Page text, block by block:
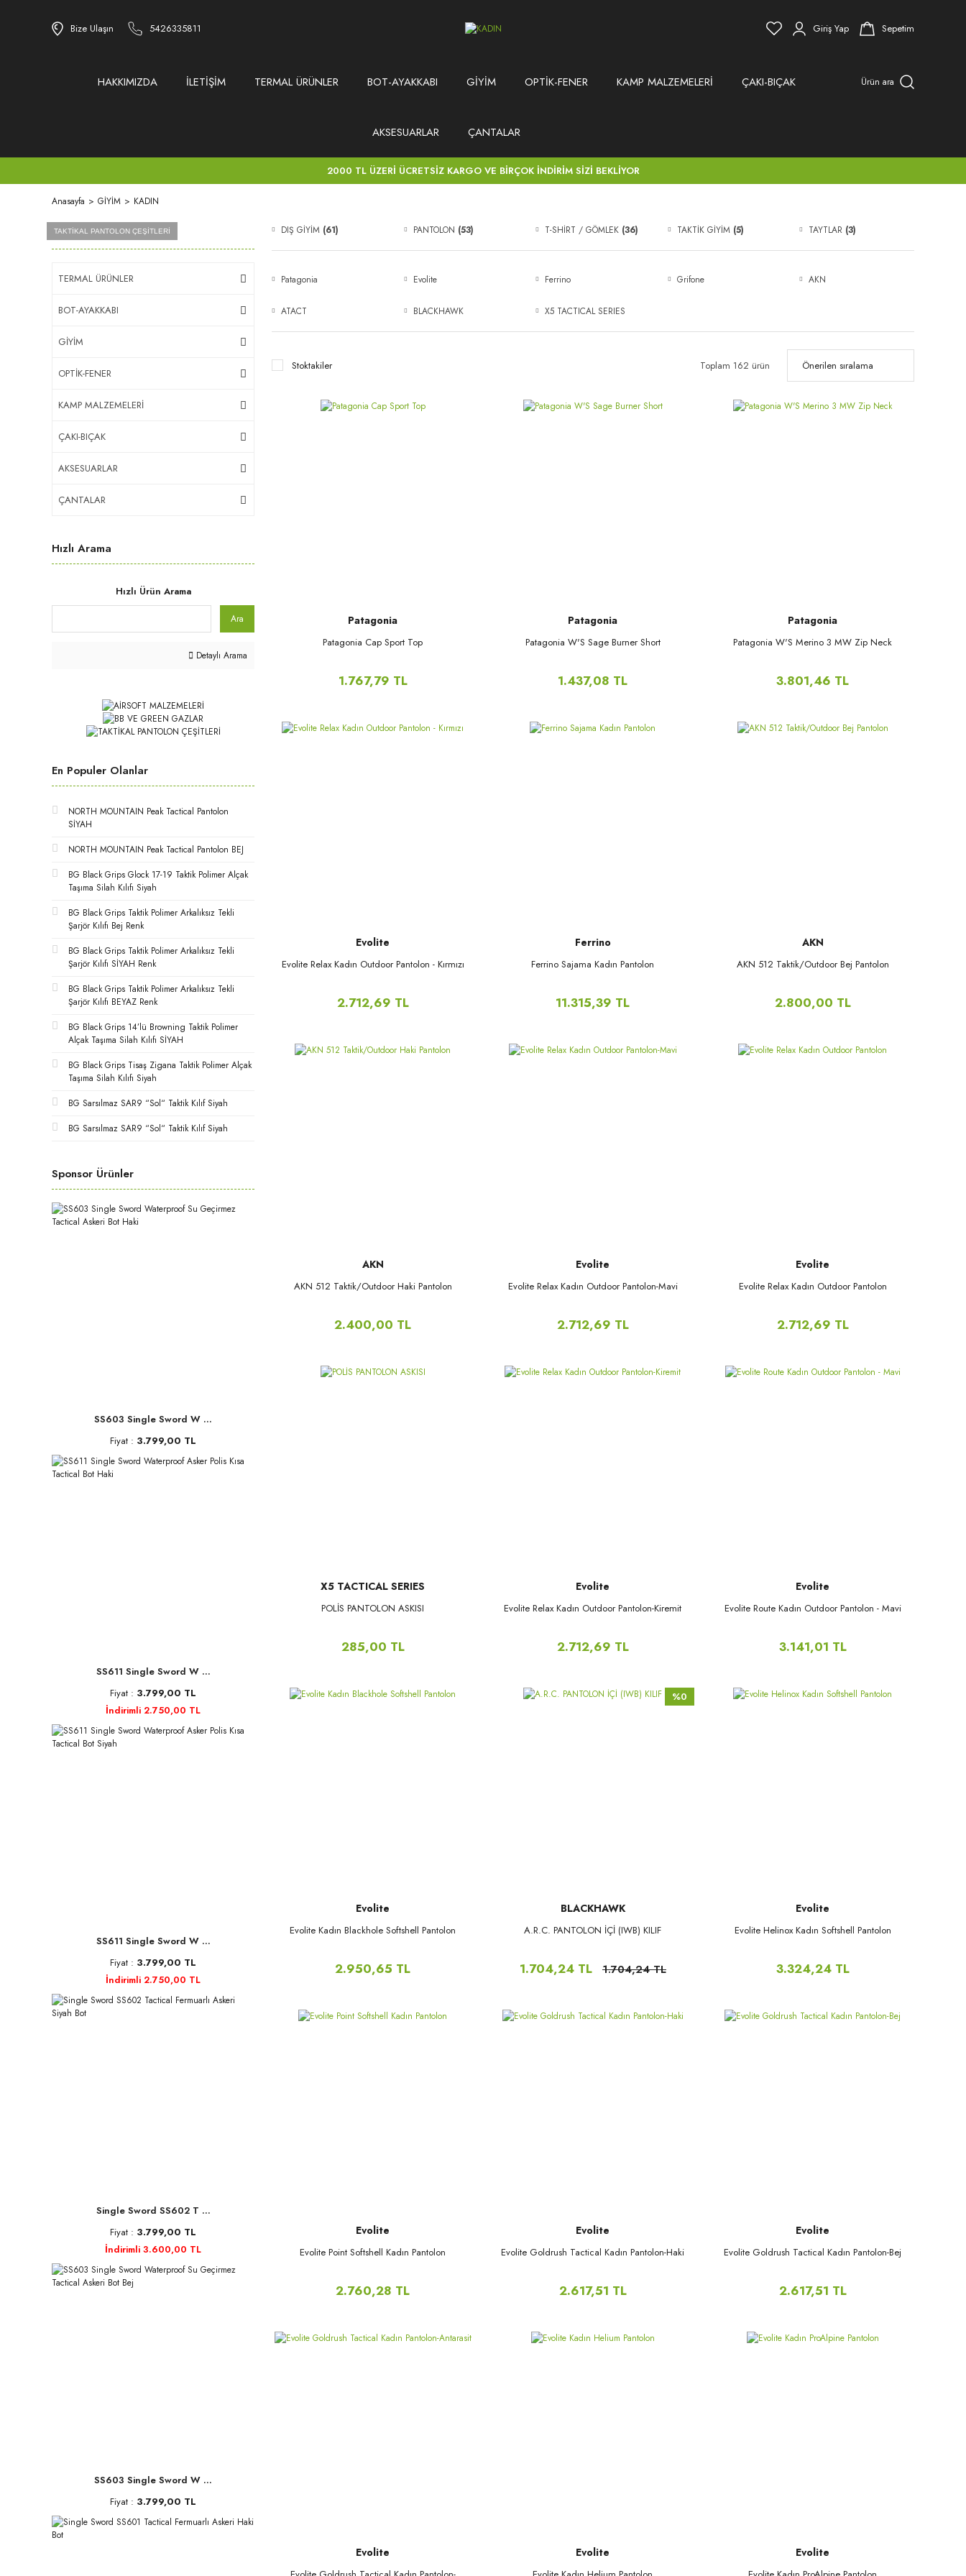
Bize Ulaşın 5426335811 Giriş Yap Sepetim
HAKKIMIZDA İLETİŞİM TERMAL ÜRÜNLER BOT-AYAKKABI GİYİM OPTİK-FENER KAMP MALZEMELERİ ÇAKI-BIÇAK
AKSESUARLAR ÇANTALAR
Ürün ara
2000 TL ÜZERİ ÜCRETSİZ KARGO VE BİRÇOK İNDİRİM SİZİ BEKLİYOR
Anasayfa GİYİM KADIN
Ürün Grupları
TERMAL ÜRÜNLER
BOT-AYAKKABI
GİYİM
OPTİK-FENER
KAMP MALZEMELERİ
ÇAKI-BIÇAK
AKSESUARLAR
ÇANTALAR
Hızlı Arama
Hızlı Ürün Arama
Ara
Detaylı Arama
AİRSOFT MALZEMELERİ
BB VE GREEN GAZLAR
TAKTİKAL PANTOLON ÇEŞİTLERİ
En Populer Olanlar
NORTH MOUNTAIN Peak Tactical Pantolon
SİYAH
NORTH MOUNTAIN Peak Tactical Pantolon BEJ
BG Black Grips Glock 17-19 Taktik Polimer Alçak
Taşıma Silah Kılıfı Siyah
BG Black Grips Taktik Polimer Arkalıksız Tekli
Şarjör Kılıfı Bej Renk
BG Black Grips Taktik Polimer Arkalıksız Tekli
Şarjör Kılıfı SİYAH Renk
BG Black Grips Taktik Polimer Arkalıksız Tekli
Şarjör Kılıfı BEYAZ Renk
BG Black Grips 14’lü Browning Taktik Polimer
Alçak Taşıma Silah Kılıfı SİYAH
BG Black Grips Tisaş Zigana Taktik Polimer Alçak
Taşıma Silah Kılıfı Siyah
BG Sarsılmaz SAR9 “Sol“ Taktik Kılıf Siyah
BG Sarsılmaz SAR9 “Sol“ Taktik Kılıf Siyah
Sponsor Ürünler
SS603 Single Sword W ...
Fiyat : 3.799,00 TL
SS611 Single Sword W ...
Fiyat : 3.799,00 TL
İndirimli 2.750,00 TL
SS611 Single Sword W ...
Fiyat : 3.799,00 TL
İndirimli 2.750,00 TL
Single Sword SS602 T ...
Fiyat : 3.799,00 TL
İndirimli 3.600,00 TL
SS603 Single Sword W ...
Fiyat : 3.799,00 TL
DIŞ GİYİM (61) PANTOLON (53) T-SHİRT / GÖMLEK (36) TAKTİK GİYİM (5) TAYTLAR (3)
Patagonia Evolite Ferrino Grifone AKN
ATACT BLACKHAWK X5 TACTICAL SERIES
Stoktakiler Toplam 162 ürün
Patagonia
Patagonia Cap Sport Top
1.767,79 TL
Patagonia
Patagonia W'S Sage Burner Short
1.437,08 TL
Patagonia
Patagonia W'S Merino 3 MW Zip Neck
3.801,46 TL
Evolite
Evolite Relax Kadın Outdoor Pantolon - Kırmızı
2.712,69 TL
Ferrino
Ferrino Sajama Kadın Pantolon
11.315,39 TL
AKN
AKN 512 Taktik/Outdoor Bej Pantolon
2.800,00 TL
AKN
AKN 512 Taktik/Outdoor Haki Pantolon
2.400,00 TL
Evolite
Evolite Relax Kadın Outdoor Pantolon-Mavi
2.712,69 TL
Evolite
Evolite Relax Kadın Outdoor Pantolon
2.712,69 TL
X5 TACTICAL SERIES
POLİS PANTOLON ASKISI
285,00 TL
Evolite
Evolite Relax Kadın Outdoor Pantolon-Kiremit
2.712,69 TL
Evolite
Evolite Route Kadın Outdoor Pantolon - Mavi
3.141,01 TL
Evolite
Evolite Kadın Blackhole Softshell Pantolon
2.950,65 TL
%0
BLACKHAWK
A.R.C. PANTOLON İÇİ (IWB) KILIF
1.704,24 TL 1.704,24 TL
Evolite
Evolite Helinox Kadın Softshell Pantolon
3.324,24 TL
Evolite
Evolite Point Softshell Kadın Pantolon
2.760,28 TL
Evolite
Evolite Goldrush Tactical Kadın Pantolon-Haki
2.617,51 TL
Evolite
Evolite Goldrush Tactical Kadın Pantolon-Bej
2.617,51 TL
Evolite Evolite Evolite